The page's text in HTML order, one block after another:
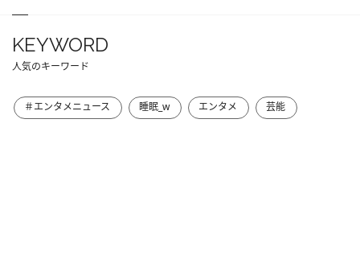
KEYWORD
人気のキーワード
＃エンタメニュース 睡眠_w エンタメ 芸能